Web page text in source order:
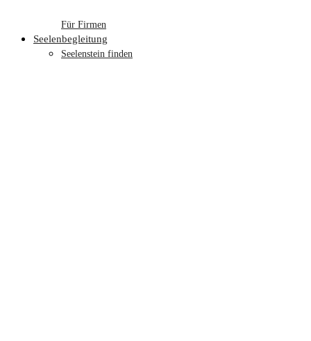
Für Firmen
Seelenbegleitung
Seelenstein finden